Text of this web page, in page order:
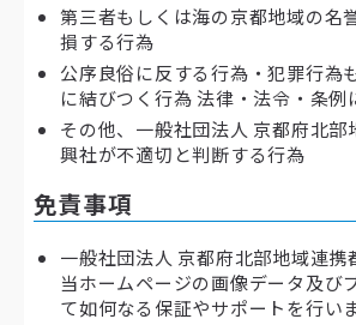
第三者もしくは海の京都地域の名
損する行為
公序良俗に反する行為・犯罪行為
に結びつく行為 法律・法令・条例
その他、一般社団法人 京都府北部
興社が不適切と判断する行為
免責事項
一般社団法人 京都府北部地域連携
当ホームページの画像データ及び
て如何なる保証やサポートを行い